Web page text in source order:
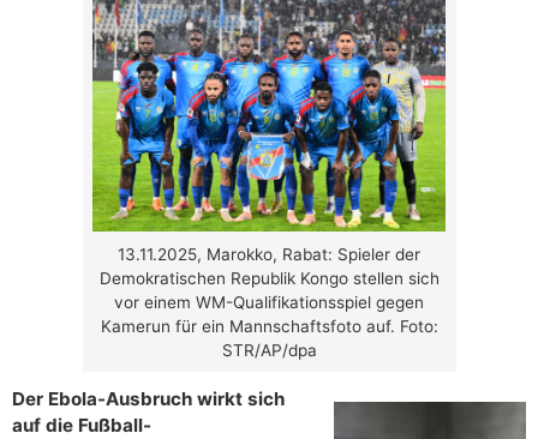
13.11.2025, Marokko, Rabat: Spieler der
Demokratischen Republik Kongo stellen sich
vor einem WM-Qualifikationsspiel gegen
Kamerun für ein Mannschaftsfoto auf. Foto:
STR/AP/dpa
Der Ebola-Ausbruch wirkt sich
auf die Fußball-